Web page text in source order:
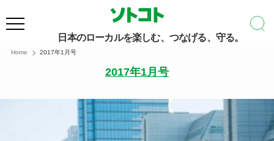
日本のローカルを楽しむ、つなげる、守る。
Home 2017年1月号
2017年1月号